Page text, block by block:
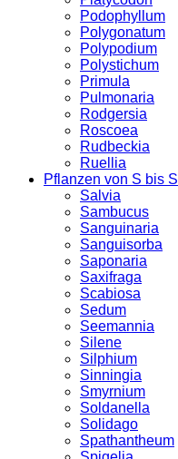
Podophyllum
Polygonatum
Polypodium
Polystichum
Primula
Pulmonaria
Rodgersia
Roscoea
Rudbeckia
Ruellia
Pflanzen von S bis S
Salvia
Sambucus
Sanguinaria
Sanguisorba
Saponaria
Saxifraga
Scabiosa
Sedum
Seemannia
Silene
Silphium
Sinningia
Smyrnium
Soldanella
Solidago
Spathantheum